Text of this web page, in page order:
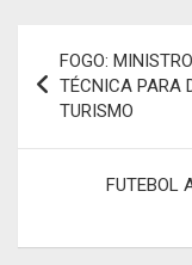
de
artigos
FOGO:
TÉCNICA PARA
TURISMO
FUTEBOL